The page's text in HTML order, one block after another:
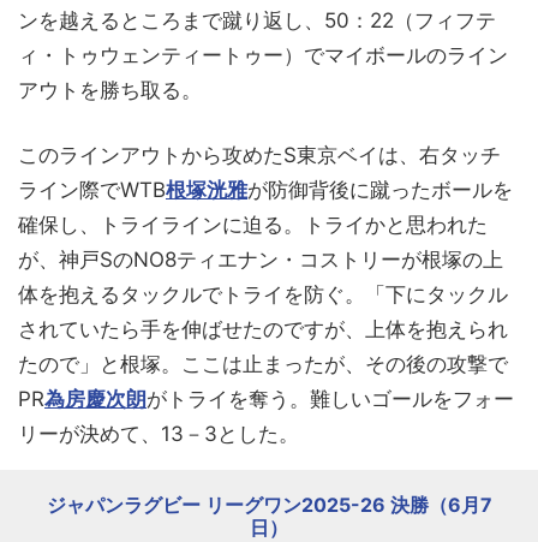
ンを越えるところまで蹴り返し、50：22（フィフテ
ィ・トゥウェンティートゥー）でマイボールのライン
アウトを勝ち取る。
このラインアウトから攻めたS東京ベイは、右タッチ
ライン際でWTB根塚洸雅が防御背後に蹴ったボールを
確保し、トライラインに迫る。トライかと思われた
が、神戸SのNO8ティエナン・コストリーが根塚の上
体を抱えるタックルでトライを防ぐ。「下にタックル
されていたら手を伸ばせたのですが、上体を抱えられ
たので」と根塚。ここは止まったが、その後の攻撃で
PR為房慶次朗がトライを奪う。難しいゴールをフォー
リーが決めて、13－3とした。
ジャパンラグビー リーグワン2025-26 決勝（6月7
日）